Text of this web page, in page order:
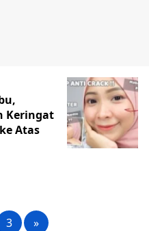
Keringat
Atas
3 »